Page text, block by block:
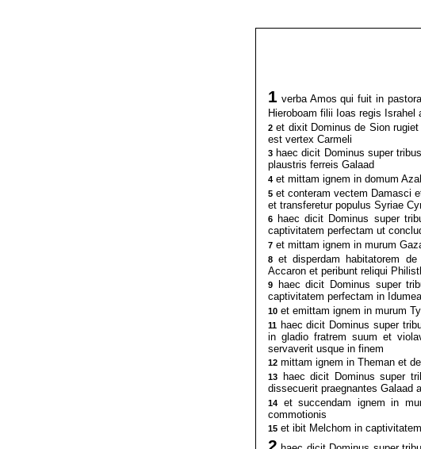
1 verba Amos qui fuit in
Hieroboam filii Ioas regis Israhel
2 et dixit Dominus de Sion
est vertex Carmeli
3 haec dicit Dominus super
plaustris ferreis Galaad
4 et mittam ignem in domum
5 et conteram vectem Damasci
et transferetur populus Syriae
6
haec dicit Dominus super
captivitatem perfectam ut
7 et mittam ignem in murum
8 et disperdam habitatorem
Accaron et peribunt reliqui
9
haec dicit Dominus super
captivitatem perfectam in
10 et emittam ignem in murum
11 haec dicit Dominus super
in gladio fratrem suum et
servaverit usque in finem
12 mittam ignem in Theman et
13
haec dicit Dominus super
dissecuerit praegnantes Galaad
14
et succendam ignem in
commotionis
15 et ibit Melchom in